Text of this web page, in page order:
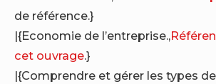
de référence.}
|{Economie de l’entreprise.,
cet ouvrage.}
|{Comprendre et gérer les types